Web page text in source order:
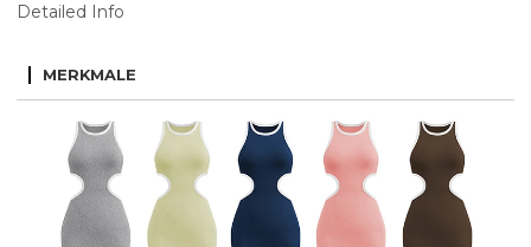
Detailed Info
MERKMALE